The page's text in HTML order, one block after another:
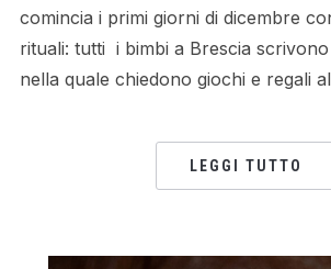
comincia i primi giorni di dicembre
rituali: tutti i bimbi a Brescia
nella quale chiedono giochi e regali
LEGGI TUTTO